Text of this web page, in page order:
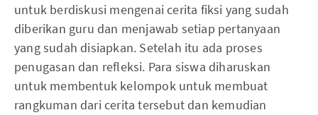
untuk berdiskusi mengenai cerita fiksi yang sudah
diberikan guru dan menjawab setiap pertanyaan
yang sudah disiapkan. Setelah itu ada proses
penugasan dan refleksi. Para siswa diharuskan
untuk membentuk kelompok untuk membuat
rangkuman dari cerita tersebut dan kemudian